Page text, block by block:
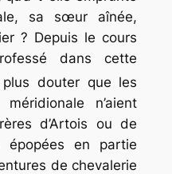
sa sœur aînée,
? Depuis le cours
dans cette
douter que les
n’aient
d’Artois ou de
épopées en partie
de chevalerie